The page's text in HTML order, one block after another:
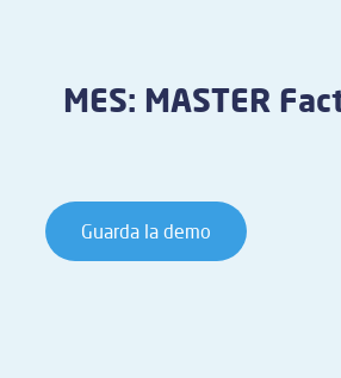
MES: MASTER
Guarda la demo